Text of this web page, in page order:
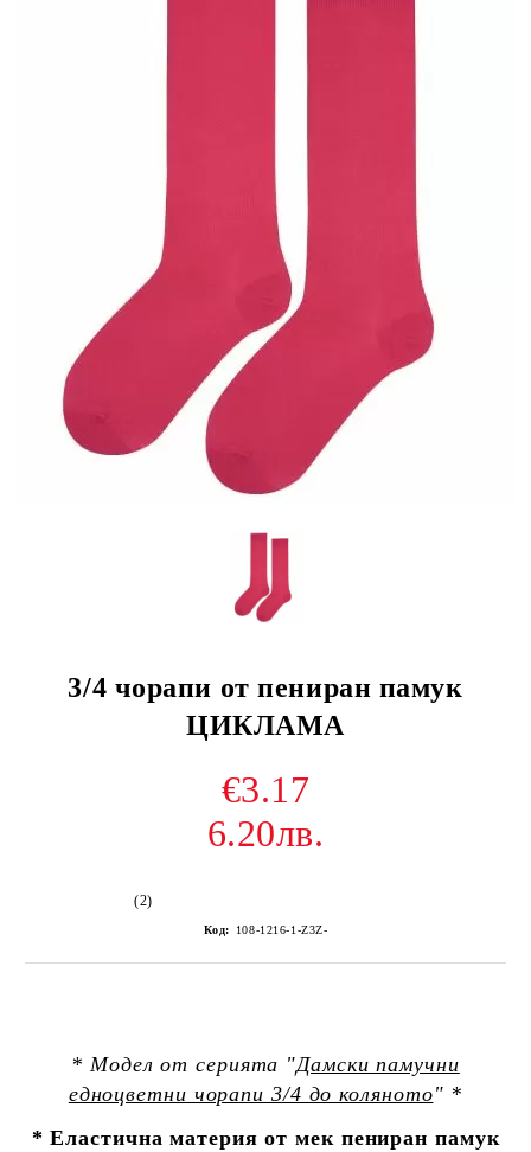
3/4 чорапи от пениран памук
ЦИКЛАМА
€3.17
6.20лв.
(2)
Код: 108-1216-1-Z3Z-
* Модел от серията "Дамски памучни
едноцветни чорапи 3/4 до коляното" *
* Еластична материя от мек пениран памук